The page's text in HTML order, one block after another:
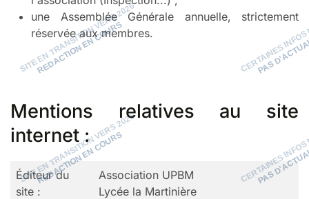
une Assemblée Générale annuelle, strictement
réservée aux membres.
Mentions relatives au site
internet :
Éditeur du
site :
Association UPBM
Lycée la Martinière